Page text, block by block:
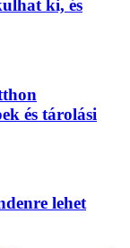
ki, és
és tárolási
lehet